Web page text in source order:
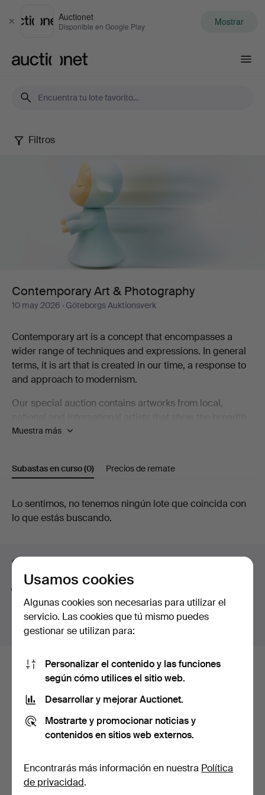
Cerrar
Auctionet
Disponible en Google Play Mostrar
Contemporary
Photography
Filtros
Contemporary Art & Photography
10 may 2026 · Göteborgs Auktionsverk
Contemporary art is a concept that encompasses a
wider range of techniques and expressions. In general
terms, it is art that is created in our time, a response to
and approach to modernism.
Our special auction contains artworks from local,
that contemporary art represents, including Karin
Labba.
Welcome to take a look at the catalogue and discover
some of the artists who are part of the contemporary art
scene!
Muestra más
Subastas en curso(0) Precios de remate
Subastas
Lo sentimos, no tenemos ningún lote que coincida con
lo que estás buscando.
Consejos para mejorar la búsqueda
La función de búsqueda también admite partes de
palabras. Por ejemplo si buscas brazte aparecerán
resultados parabrazalete
Estos son los lotes existentes
nuestro archivo que coinciden con
tu búsqueda.
Mostrar todos los lotes
Usamos cookies
Algunas cookies son necesarias para utilizar el
servicio. Las cookies que tú mismo puedes
gestionar se utilizan para:
Personalizar el contenido y las funciones
según cómo utilices el sitio web.
Desarrollar y mejorar Auctionet.
Mostrarte y promocionar noticias y
contenidos en sitios web externos.
Encontrarás más información en nuestra Política
de privacidad.